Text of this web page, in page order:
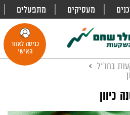
מעסיקים מתפעלים
כניסה לאזור
האישי
בחו"ל
כיוון